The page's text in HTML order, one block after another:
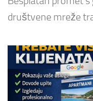
društvene mreže